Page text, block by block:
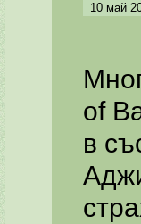
10 май
of
в